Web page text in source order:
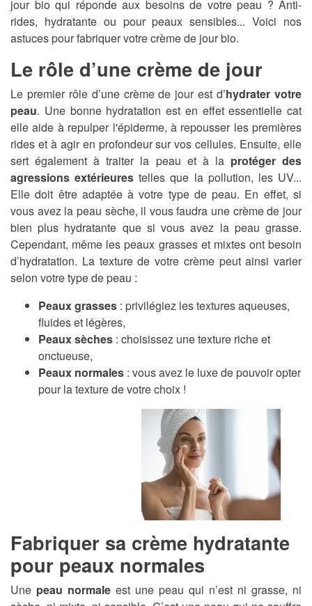
jour bio qui réponde aux besoins de votre peau ? Anti-
rides, hydratante ou pour peaux sensibles... Voici nos
astuces pour fabriquer votre crème de jour bio.
Le rôle d’une crème de jour
Le premier rôle d’une crème de jour est d’hydrater votre
peau. Une bonne hydratation est en effet essentielle cat
elle aide à repulper l'épiderme, à repousser les premières
rides et à agir en profondeur sur vos cellules. Ensuite, elle
sert également à traiter la peau et à la protéger des
agressions extérieures telles que la pollution, les UV...
Elle doit être adaptée à votre type de peau. En effet, si
vous avez la peau sèche, il vous faudra une crème de jour
bien plus hydratante que si vous avez la peau grasse.
Cependant, même les peaux grasses et mixtes ont besoin
d’hydratation. La texture de votre crème peut ainsi varier
selon votre type de peau :
Peaux grasses : privilégiez les textures aqueuses,
fluides et légères,
Peaux sèches : choisissez une texture riche et
onctueuse,
Peaux normales : vous avez le luxe de pouvoir opter
pour la texture de votre choix !
Fabriquer sa crème hydratante
pour peaux normales
Une peau normale est une peau qui n’est ni grasse, ni